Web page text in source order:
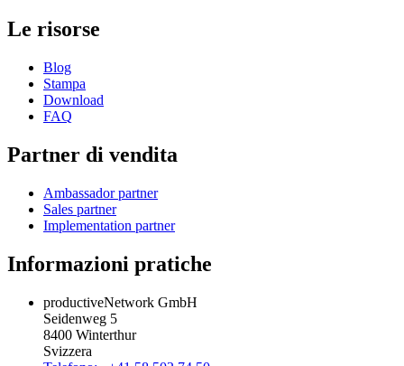
Le risorse
Blog
Stampa
Download
FAQ
Partner di vendita
Ambassador partner
Sales partner
Implementation partner
Informazioni pratiche
productiveNetwork GmbH
Seidenweg 5
8400 Winterthur
Svizzera